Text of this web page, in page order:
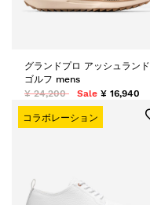
グランドプロ アッシュランド
ゴルフ mens
¥ 24,200
Sale ¥ 16,940
コラボレーション